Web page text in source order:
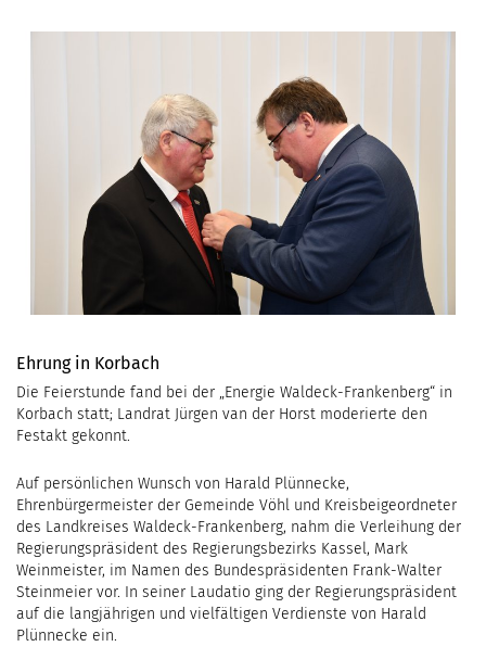
Ehrung in Korbach
Die Feierstunde fand bei der „Energie Waldeck-Frankenberg“ in
Korbach statt; Landrat Jürgen van der Horst moderierte den
Festakt gekonnt.
Auf persönlichen Wunsch von Harald Plünnecke,
Ehrenbürgermeister der Gemeinde Vöhl und Kreisbeigeordneter
des Landkreises Waldeck-Frankenberg, nahm die Verleihung der
Regierungspräsident des Regierungsbezirks Kassel, Mark
Weinmeister, im Namen des Bundespräsidenten Frank-Walter
Steinmeier vor. In seiner Laudatio ging der Regierungspräsident
auf die langjährigen und vielfältigen Verdienste von Harald
Plünnecke ein.